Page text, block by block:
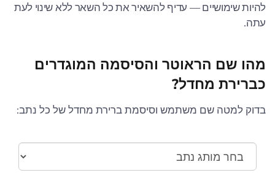
להיות שימושיים — עדיף להשאיר את כל השאר ללא שינוי לעת
עתה.
מהו שם הראוטר והסיסמה המוגדרים
כברירת מחדל?
בדוק למטה שם משתמש וסיסמת ברירת מחדל של כל נתב: